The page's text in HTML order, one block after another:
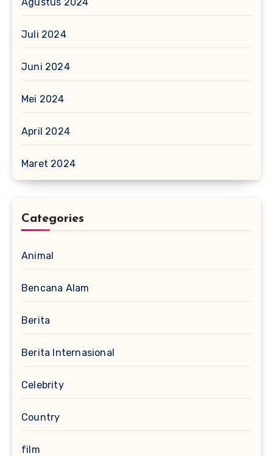
Juli 2024
Juni 2024
Mei 2024
April 2024
Maret 2024
Categories
Animal
Bencana Alam
Berita
Berita Internasional
Celebrity
Country
film